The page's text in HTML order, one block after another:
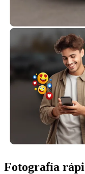
Fotografía